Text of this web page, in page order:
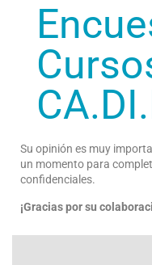
Su opinión es muy
un momento para
confidenciales.
¡Gracias por su